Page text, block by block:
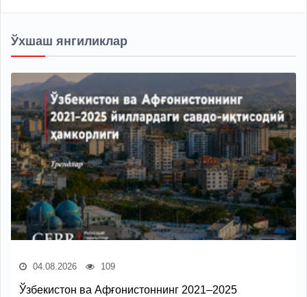
Ўхшаш янгиликлар
04.08.2026 109
Ўзбекистон ва Афғонистоннинг 2021–2025